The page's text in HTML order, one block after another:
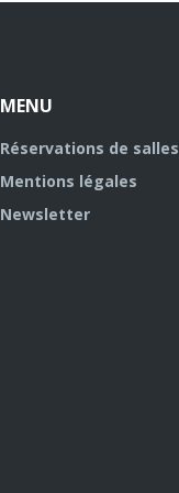
MENU
Réservations de salles
Mentions légales
Newsletter